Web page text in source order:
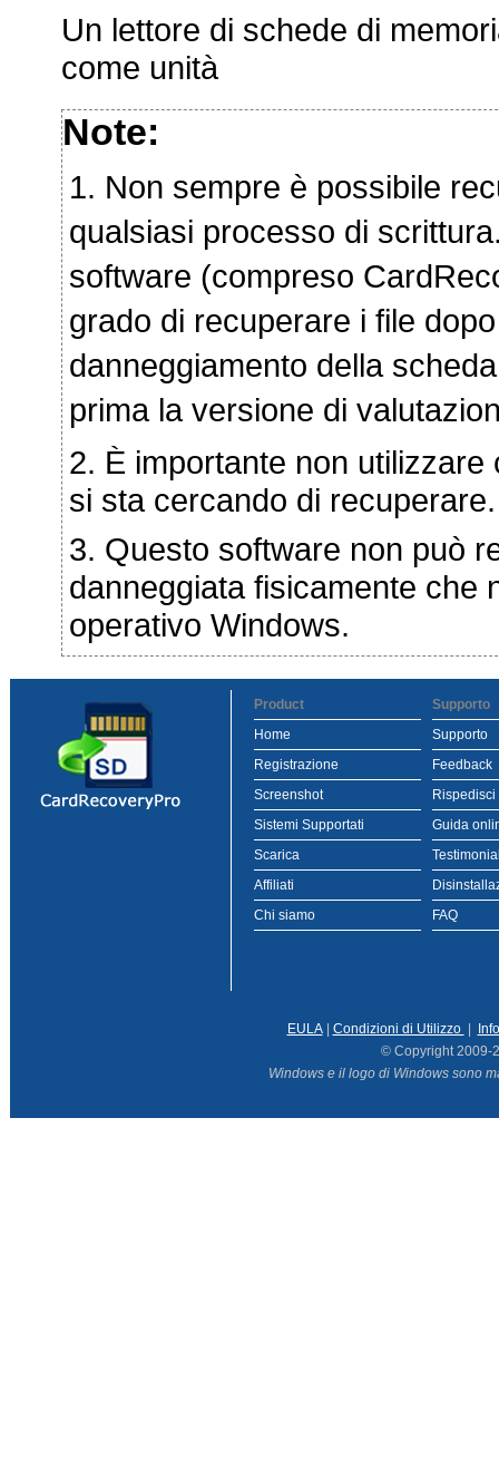
Un lettore di schede di
come unità
Note:
1. Non sempre è possibile
qualsiasi processo di
software (compreso
grado di recuperare i file
danneggiamento della
prima la versione di
2. È importante non
si sta cercando di recuperare.
3. Questo software non può
danneggiata fisicamente che
operativo Windows.
Product
Home
Registrazione
Screenshot
Sistemi Supportati
Scarica
Affiliati
Chi siamo
Supporto
Supporto
Feedback
Guida
FAQ
EULA| Condizioni di Utilizzo
© Copyright 2009-
Windows e il logo di Windows sono